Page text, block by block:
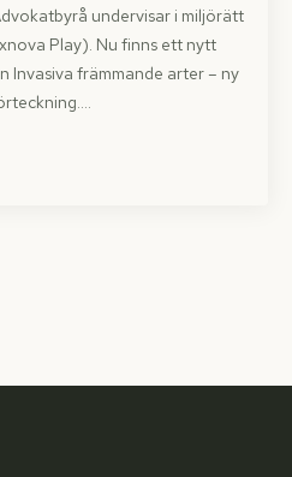
undervisar i miljörätt
Play). Nu finns ett nytt
Invasiva främmande arter – ny